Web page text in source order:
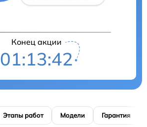
Конец акции
01:13:41
Этапы работ Модели Гарантия